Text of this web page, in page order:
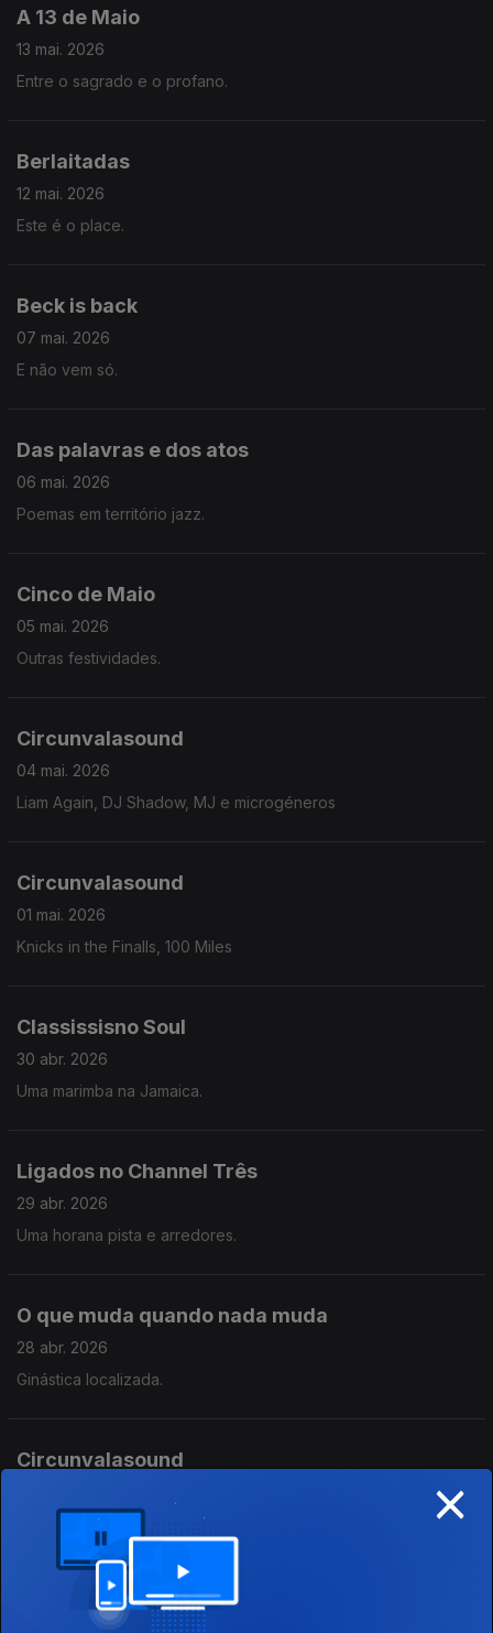
A 13 de Maio
13 mai. 2026
Entre o sagrado e o profano.
Berlaitadas
12 mai. 2026
Este é o place.
Beck is back
07 mai. 2026
E não vem só.
Das palavras e dos atos
06 mai. 2026
Poemas em território jazz.
Cinco de Maio
05 mai. 2026
Outras festividades.
Circunvalasound
04 mai. 2026
Liam Again, DJ Shadow, MJ e microgéneros
Circunvalasound
01 mai. 2026
Knicks in the Finalls, 100 Miles
Classissisno Soul
30 abr. 2026
Uma marimba na Jamaica.
Ligados no Channel Três
29 abr. 2026
Uma horana pista e arredores.
O que muda quando nada muda
28 abr. 2026
Ginástica localizada.
Circunvalasound
O Hype dos Geese e regressos em barda
Teorias das cordas elétricas
×